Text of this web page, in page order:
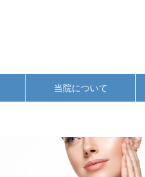
当院について